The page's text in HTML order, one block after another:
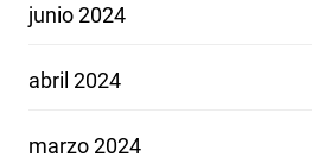
junio 2024
abril 2024
marzo 2024